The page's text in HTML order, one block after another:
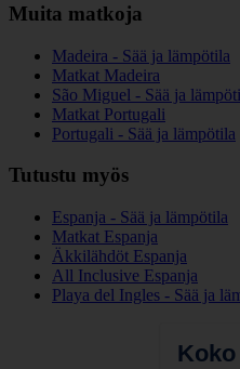
Muita matkoja
Madeira - Sää ja lämpötila
Matkat Madeira
São Miguel - Sää ja
Matkat Portugali
Portugali - Sää ja lämpötila
Tutustu myös
Espanja - Sää ja lämpötila
Matkat Espanja
Äkkilähdöt Espanja
All Inclusive Espanja
Playa del Ingles - Sää ja
Koko